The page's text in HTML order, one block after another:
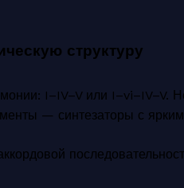
структуру
I–IV–V или I–vi–IV–V.
— синтезаторы с